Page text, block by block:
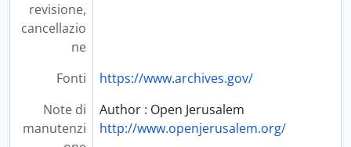
revisione,
cancellazio
ne
Fonti
https://www.archives.gov/
Note di
manutenzi
Author : Open Jerusalem
http://www.openjerusalem.org/